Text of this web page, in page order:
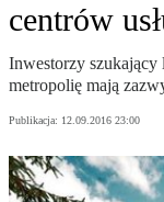
centrów
Inwestorzy szukający
metropolię mają
Publikacja: 12.09.2016 23:00